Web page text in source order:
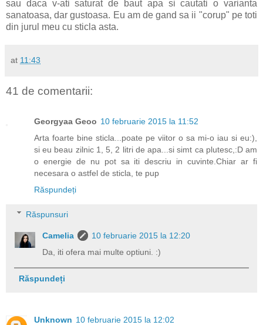
sau daca v-ati saturat de baut apa si cautati o varianta
sanatoasa, dar gustoasa. Eu am de gand sa ii "corup" pe toti
din jurul meu cu sticla asta.
at 11:43
41 de comentarii:
Georgyaa Geoo 10 februarie 2015 la 11:52
Arta foarte bine sticla...poate pe viitor o sa mi-o iau si eu:),
si eu beau zilnic 1, 5, 2 litri de apa...si simt ca plutesc,:D am
o energie de nu pot sa iti descriu in cuvinte.Chiar ar fi
necesara o astfel de sticla, te pup
Răspundeți
Răspunsuri
Camelia
10 februarie 2015 la 12:20
Da, iti ofera mai multe optiuni. :)
Răspundeți
Unknown 10 februarie 2015 la 12:02